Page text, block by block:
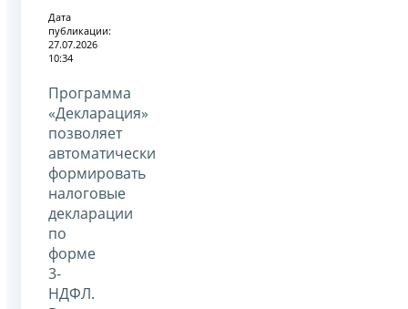
Дата
публикации:
27.07.2026
10:34
Программа
«Декларация»
позволяет
автоматически
формировать
налоговые
декларации
по
форме
3-
НДФЛ.